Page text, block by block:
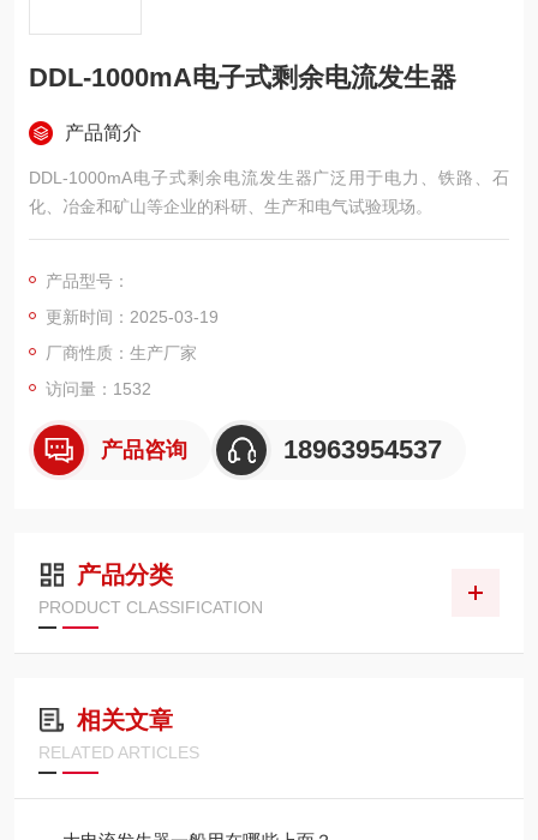
DDL-1000mA电子式剩余电流发生器
产品简介
DDL-1000mA电子式剩余电流发生器广泛用于电力、铁路、石
化、冶金和矿山等企业的科研、生产和电气试验现场。
产品型号：
更新时间：2025-03-19
厂商性质：生产厂家
访问量：1532
产品咨询 18963954537
产品分类
PRODUCT CLASSIFICATION
相关文章
RELATED ARTICLES